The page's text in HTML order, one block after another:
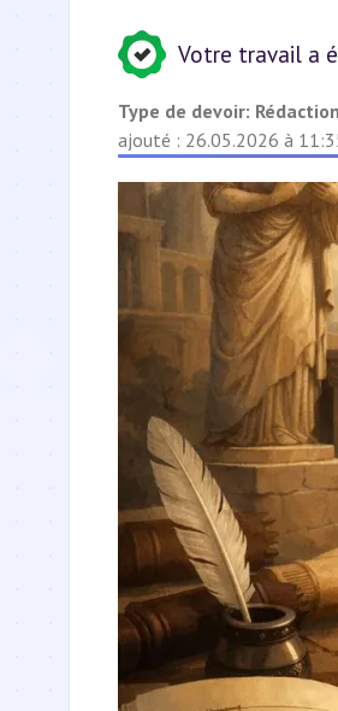
Votre travail a
Type de devoir: Rédaction
ajouté : 26.05.2026 à